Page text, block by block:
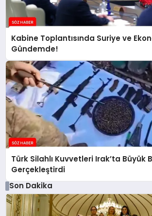
Kabine Toplantısında Suriye ve
Gündemde!
Türk Silahlı Kuvvetleri Irak’ta Büyük
Gerçekleştirdi
Son Dakika